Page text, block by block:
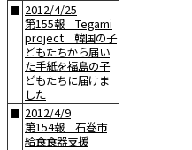
■ 2012/4/25
第155報 Tegami
project 韓国の子
どもたちから届い
た手紙を福島の子
どもたちに届けま
した
■ 2012/4/9
第154報 石巻市
給食食器支援